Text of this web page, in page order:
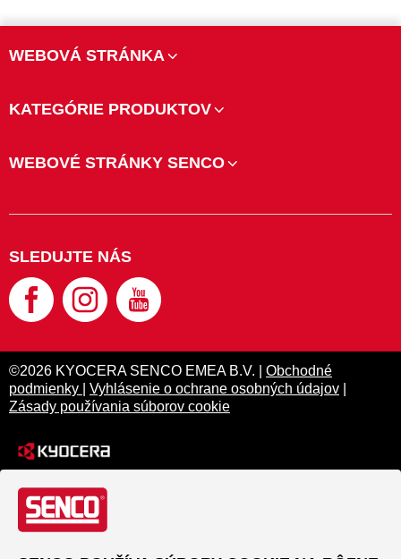
WEBOVÁ STRÁNKA
KATEGÓRIE PRODUKTOV
WEBOVÉ STRÁNKY SENCO
SLEDUJTE NÁS
©2026 KYOCERA SENCO EMEA B.V. | Obchodné
podmienky
Vyhlásenie o ochrane osobných údajov
Zásady používania súborov cookie